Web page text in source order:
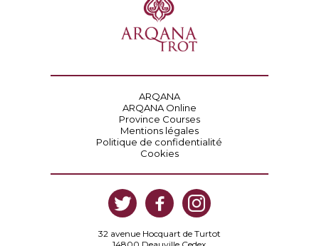
ARQANA
ARQANA Online
Province Courses
Mentions légales
Politique de confidentialité
Cookies
32 avenue Hocquart de Turtot